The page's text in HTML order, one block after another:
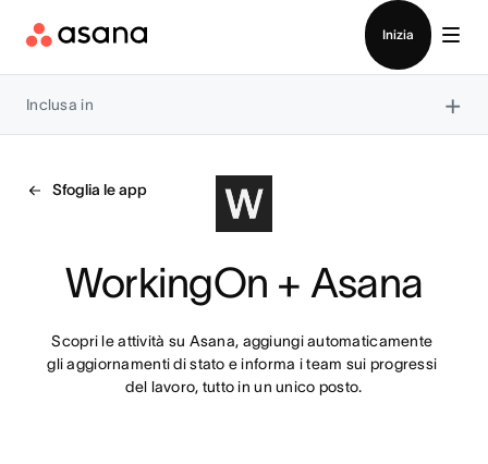
Inizia
Inclusa in ×
Sfoglia le app
WorkingOn + Asana
Scopri le attività su Asana, aggiungi automaticamente
gli aggiornamenti di stato e informa i team sui progressi
del lavoro, tutto in un unico posto.